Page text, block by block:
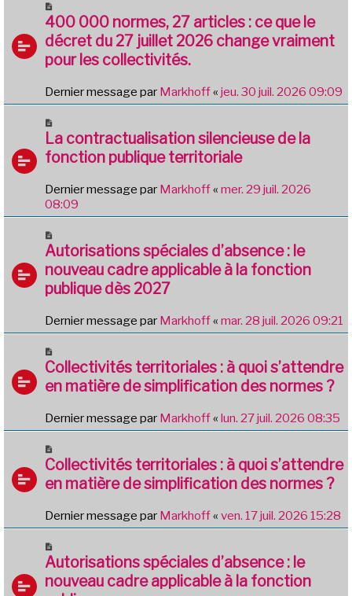
400 000 normes, 27 articles : ce que le
décret du 27 juillet 2026 change vraiment
pour les collectivités.
Dernier message par Markhoff« jeu. 30 juil. 2026 09:09
La contractualisation silencieuse de la
fonction publique territoriale
Dernier message par Markhoff« mer. 29 juil. 2026
08:09
Autorisations spéciales d’absence : le
nouveau cadre applicable à la fonction
publique dès 2027
Dernier message par Markhoff« mar. 28 juil. 2026 09:21
Collectivités territoriales : à quoi s’attendre
en matière de simplification des normes ?
Dernier message par Markhoff« lun. 27 juil. 2026 08:35
Collectivités territoriales : à quoi s’attendre
en matière de simplification des normes ?
Dernier message par Markhoff« ven. 17 juil. 2026 15:28
Autorisations spéciales d’absence : le
nouveau cadre applicable à la fonction